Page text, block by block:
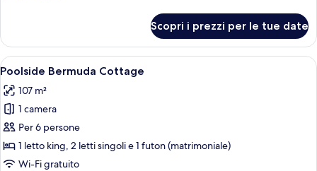
View
Bermuda
Cottage
Scopri i prezzi per le tue date
Apri
tutte
le
foto
per
Poolside
Bermuda
Una cucina con una porta vetrata
9
Poolside Bermuda Cottage
107 m²
1 camera
Per 6 persone
1 letto king, 2 letti singoli e 1 futon (matrimoniale)
Wi-Fi gratuito